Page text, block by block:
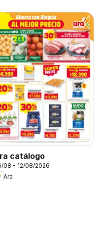
catálogo
08 - 12/08/2026
Ara